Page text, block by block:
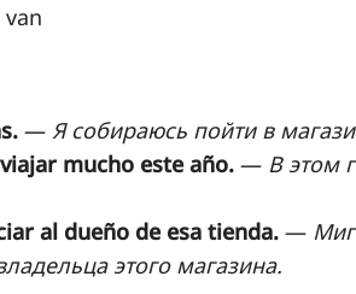
— Я собираюсь пойти в
mucho este año. — В этом
al dueño de esa tienda. —
этого магазина.